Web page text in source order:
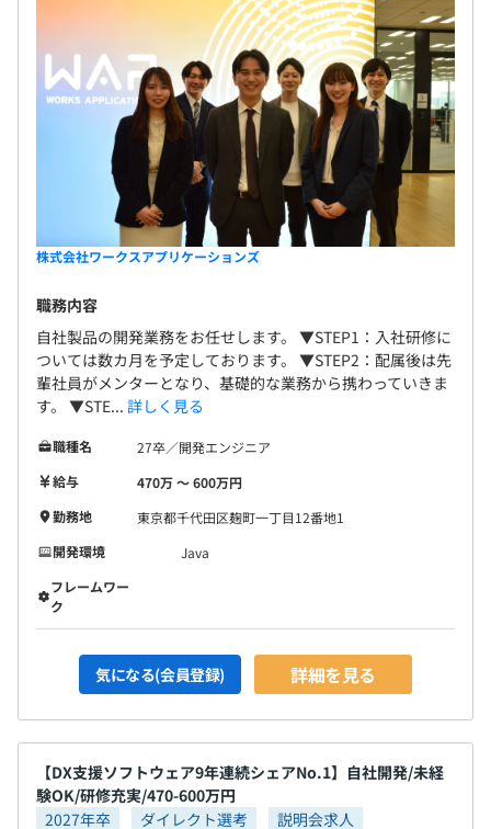
昇給：年2回（4月、10月）
社会保険完備（健康保険・厚生年金加入・雇用保険・労災
無期雇用
6カ月
株式会社ワークスアプリケーションズ
職務内容
自社製品の開発業務をお任せします。 ▼STEP1：入社研修に
ついては数カ月を予定しております。 ▼STEP2：配属後は先
輩社員がメンターとなり、基礎的な業務から携わっていきま
す。 ▼STE... 詳しく見る
職種名
27卒／開発エンジニア
給与
470万 〜 600万円
勤務地
東京都千代田区麹町一丁目12番地1
開発環境
Java
フレームワー
ク
気になる(会員登録) 詳細を見る
【DX支援ソフトウェア9年連続シェアNo.1】自社開発/未経
験OK/研修充実/470-600万円
2027年卒
ダイレクト選考
説明会求人